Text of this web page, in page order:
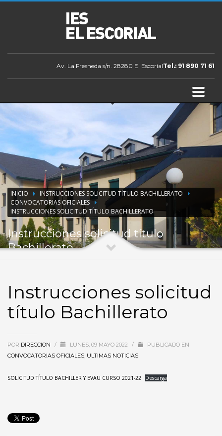
Av. La Fresneda s/n. 28280 El EscorialTel.: 91 890 71 61
INICIO
INSTRUCCIONES SOLICITUD TÍTULO BACHILLERATO
CONVOCATORIAS OFICIALES
INSTRUCCIONES SOLICITUD TÍTULO BACHILLERATO
Instrucciones solicitud título
Bachillerato
Instrucciones solicitud
título Bachillerato
POR DIRECCION / LUNES, 09 MAYO 2022 /
PUBLICADO EN
CONVOCATORIAS OFICIALES ULTIMAS NOTICIAS
SOLICITUD TÍTULO BACHILLER Y EVAU CURSO 2021-22 Descarga